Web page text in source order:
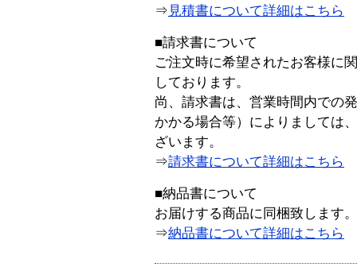
⇒ 見積書について詳細はこちら
■請求書について
ご注文時に希望されたお客様に
しております。
尚、請求書は、営業時間内での
かかる場合等）によりましては
ざいます。
⇒請求書について詳細はこちら
■納品書について
お届けする商品に同梱致します。
⇒納品書について詳細はこちら